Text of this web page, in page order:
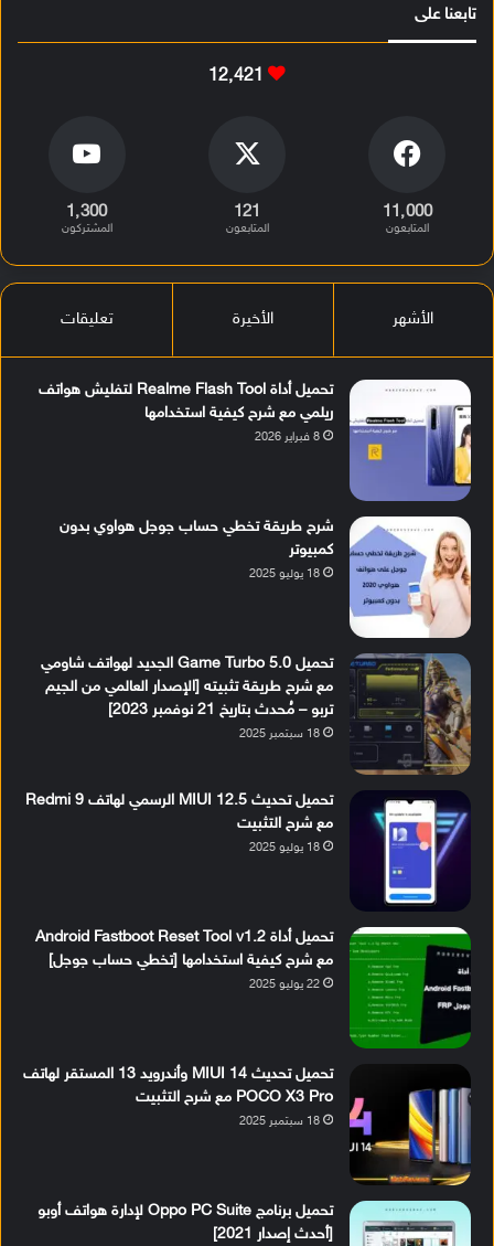
تابعنا على
12٬421
11٬000
المتابعون
121
المتابعون
1٬300
المشتركون
الأشهر الأخيرة تعليقات
تحميل أداة Realme Flash Tool لتفليش هواتف
ريلمي مع شرح كيفية استخدامها
8 فبراير 2026
شرح طريقة تخطي حساب جوجل هواوي بدون
كمبيوتر
18 يوليو 2025
تحميل Game Turbo 5.0 الجديد لهواتف شاومي
مع شرح طريقة تثبيته [الإصدار العالمي من الجيم
تربو – مُحدث بتاريخ 21 نوفمبر 2023]
18 سبتمبر 2025
تحميل تحديث MIUI 12.5 الرسمي لهاتف Redmi 9
مع شرح التثبيت
18 يوليو 2025
تحميل أداة Android Fastboot Reset Tool v1.2
مع شرح كيفية استخدامها [تخطي حساب جوجل]
22 يوليو 2025
تحميل تحديث MIUI 14 وأندرويد 13 المستقر لهاتف
POCO X3 Pro مع شرح التثبيت
18 سبتمبر 2025
تحميل برنامج Oppo PC Suite لإدارة هواتف أوبو
[أحدث إصدار 2021]